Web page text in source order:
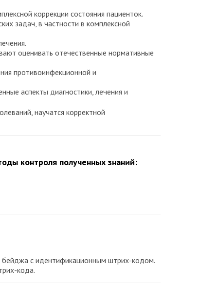
коррекции состояния пациенток.
задач, в частности в комплексной
оценивать отечественные нормативные
противоинфекционной и
аспекты диагностики, лечения и
научатся корректной
контроля полученных знаний:
бейджа с идентификационным штрих-кодом.
кода.